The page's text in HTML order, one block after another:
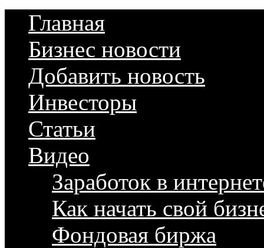
Главная
Бизнес новости
Добавить новость
Инвесторы
Статьи
Видео
Заработок в
Как начать свой
Фондовая биржа